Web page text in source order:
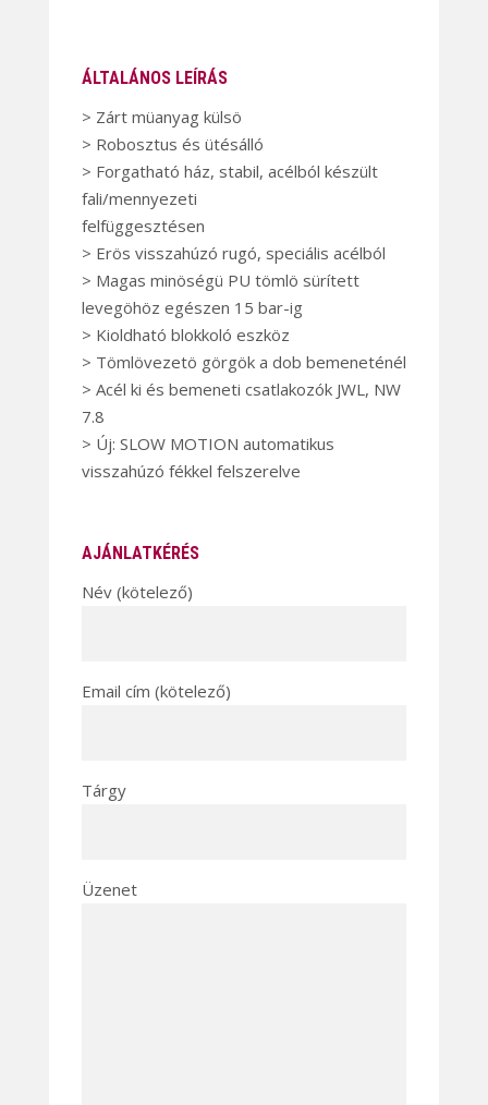
ÁLTALÁNOS LEÍRÁS
> Zárt müanyag külsö
> Robosztus és ütésálló
> Forgatható ház, stabil, acélból készült
fali/mennyezeti
felfüggesztésen
> Erös visszahúzó rugó, speciális acélból
> Magas minöségü PU tömlö sürített
levegöhöz egészen 15 bar-ig
> Kioldható blokkoló eszköz
> Tömlövezetö görgök a dob bemeneténél
> Acél ki és bemeneti csatlakozók JWL, NW
7.8
> Új: SLOW MOTION automatikus
visszahúzó fékkel felszerelve
AJÁNLATKÉRÉS
Név (kötelező)
Email cím (kötelező)
Tárgy
Üzenet